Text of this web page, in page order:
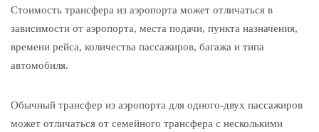
Стоимость трансфера из аэропорта может отличаться в
зависимости от аэропорта, места подачи, пункта назначения,
времени рейса, количества пассажиров, багажа и типа
автомобиля.
Обычный трансфер из аэропорта для одного-двух пассажиров
может отличаться от семейного трансфера с несколькими